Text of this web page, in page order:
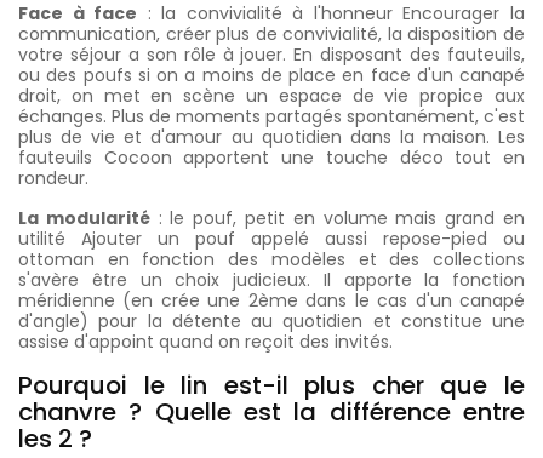
Face à face : la convivialité à l'honneur Encourager la
communication, créer plus de convivialité, la disposition de
votre séjour a son rôle à jouer. En disposant des fauteuils,
ou des poufs si on a moins de place en face d'un canapé
droit, on met en scène un espace de vie propice aux
échanges. Plus de moments partagés spontanément, c'est
plus de vie et d'amour au quotidien dans la maison. Les
fauteuils Cocoon apportent une touche déco tout en
rondeur.
La modularité: le pouf, petit en volume mais grand en
utilité Ajouter un pouf appelé aussi repose-pied ou
ottoman en fonction des modèles et des collections
s'avère être un choix judicieux. Il apporte la fonction
méridienne (en crée une 2ème dans le cas d'un canapé
d'angle) pour la détente au quotidien et constitue une
assise d'appoint quand on reçoit des invités.
Pourquoi le lin est-il plus cher que le
chanvre ? Quelle est la différence entre
les 2 ?